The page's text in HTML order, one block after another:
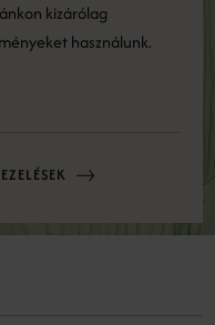
kizárólag
használunk.